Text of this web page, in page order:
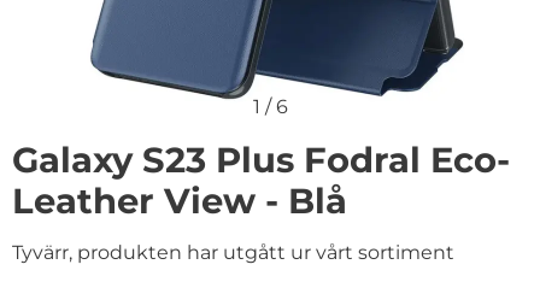
1 /6
Galaxy S23 Plus Fodral Eco-
Leather View - Blå
Tyvärr, produkten har utgått ur vårt sortiment